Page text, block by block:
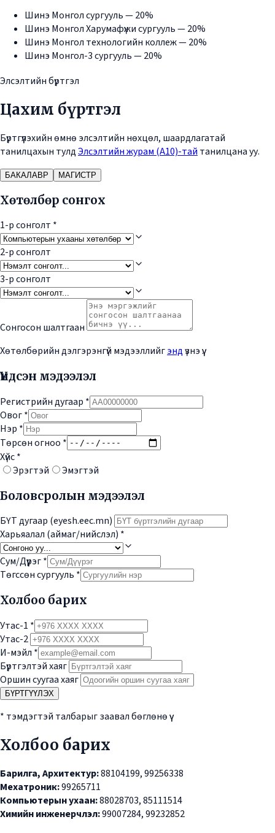
Шинэ Монгол сургууль — 20%
Шинэ Монгол Харумафүжи сургууль — 20%
Шинэ Монгол технологийн коллеж — 20%
Шинэ Монгол-3 сургууль — 20%
Элсэлтийн бүртгэл
Цахим бүртгэл
Бүртгүүлэхийн өмнө элсэлтийн нөхцөл, шаардлагатай
танилцахын тулдЭлсэлтийн журам (А10)-тай танилцана уу.
БАКАЛАВР МАГИСТР
Хөтөлбөр сонгох
1-р сонголт *
2-р сонголт
3-р сонголт
Сонгосон шалтгаан
Хөтөлбөрийн дэлгэрэнгүй мэдээллийгэндүзнэ үү.
Үндсэн мэдээлэл
Регистрийн дугаар *
Овог*
Нэр *
Төрсөн огноо *
Хүйс*
Эрэгтэй
Эмэгтэй
Боловсролын мэдээлэл
БҮТ дугаар (eyesh.eec.mn)
Харьяалал (аймаг/нийслэл) *
Сум/Дүүрэг*
Төгссөн сургууль *
Холбоо барих
Утас-1 *
Утас-2
И-мэйл *
Бүртгэлтэй хаяг
Оршин суугаа хаяг
БҮРТГҮҮЛЭХ
* тэмдэгтэй талбарыг заавал бөглөнө үү
Холбоо барих
Барилга, Архитектур:88104199, 99256338
Мехатроник:99265711
Компьютерын ухаан:88028703, 85111514
Химийн инженерчлэл:99007284, 99232852